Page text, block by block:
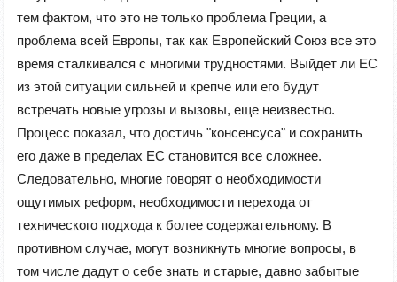
тем фактом, что это не только проблема Греции, а
проблема всей Европы, так как Европейский Союз все это
время сталкивался с многими трудностями. Выйдет ли ЕС
из этой ситуации сильней и крепче или его будут
встречать новые угрозы и вызовы, еще неизвестно.
Процесс показал, что достичь "консенсуса" и сохранить
его даже в пределах ЕС становится все сложнее.
Следовательно, многие говорят о необходимости
ощутимых реформ, необходимости перехода от
технического подхода к более содержательному. В
противном случае, могут возникнуть многие вопросы, в
том числе дадут о себе знать и старые, давно забытые